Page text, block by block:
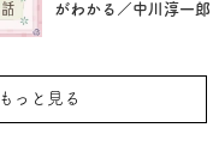
がわかる／中川淳一郎
もっと見る